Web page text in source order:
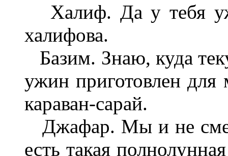
Халиф. Да у тебя
халифова.
Базим. Знаю, куда
ужин приготовлен
караван-сарай.
Джафар. Мы и не
есть такая